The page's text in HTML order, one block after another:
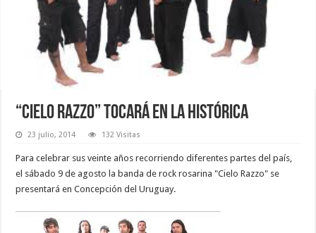
“Cielo Razzo” tocará en la Histórica
23 julio, 2014 132 Visitas
Para celebrar sus veinte años recorriendo diferentes partes del país,
el sábado 9 de agosto la banda de rock rosarina "Cielo Razzo" se
presentará en Concepción del Uruguay.